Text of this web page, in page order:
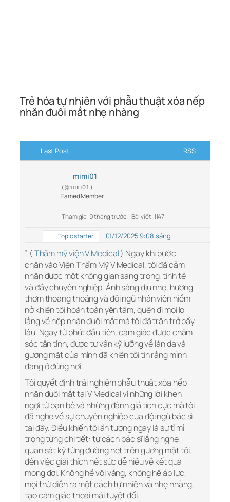
Trẻ hóa tự nhiên với phẫu thuật xóa nếp
nhăn đuôi mắt nhẹ nhàng
Last Post RSS
mimi01
(@mimi01)
Famed Member
Tham gia: 9 tháng trước Bài viết: 1147
Topic starter 01/12/2025 9:08 sáng
” (Thẩm mỹ viện V Medical) Ngay khi bước
chân vào Viện Thẩm Mỹ V Medical, tôi đã cảm
nhận được một không gian sang trọng, tinh tế
và đầy chuyên nghiệp. Ánh sáng dịu nhẹ, hương
thơm thoang thoảng và đội ngũ nhân viên niềm
nở khiến tôi hoàn toàn yên tâm, quên đi mọi lo
lắng về nếp nhăn đuôi mắt mà tôi đã trăn trở bấy
lâu. Ngay từ phút đầu tiên, cảm giác được chăm
sóc tận tình, được tư vấn kỹ lưỡng về làn da và
gương mặt của mình đã khiến tôi tin rằng mình
đang ở đúng nơi.
Tôi quyết định trải nghiệm phẫu thuật xóa nếp
nhăn đuôi mắt tại V Medical vì những lời khen
ngợi từ bạn bè và những đánh giá tích cực mà tôi
đã nghe về sự chuyên nghiệp của đội ngũ bác sĩ
tại đây. Điều khiến tôi ấn tượng ngay là sự tỉ mỉ
trong từng chi tiết: từ cách bác sĩ lắng nghe,
quan sát kỹ từng đường nét trên gương mặt tôi,
đến việc giải thích hết sức dễ hiểu về kết quả
mong đợi. Không hề vội vàng, không hề áp lực,
mọi thứ diễn ra một cách tự nhiên và nhẹ nhàng,
tạo cảm giác thoải mái tuyệt đối.